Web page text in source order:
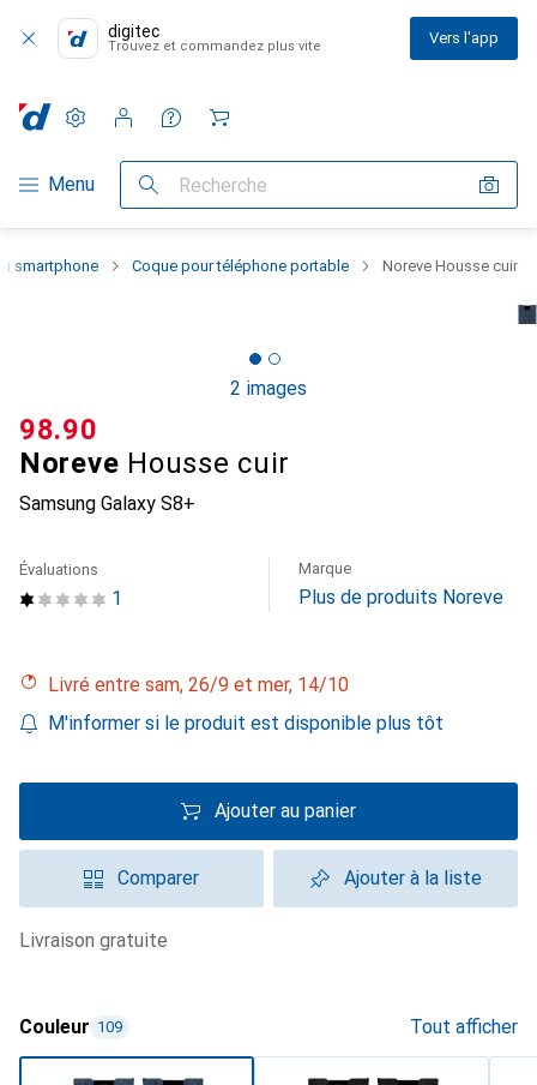
digitec
Trouvez et commandez plus vite Vers l'app
Navigation par catégorie
Menu Recherche
Paramètres
Compte client
Listes de comparaison
Listes d'envies
Panier
smartphone Coque pour téléphone portable Noreve Housse cuir
2 images
Noreve Housse cuir
Samsung Galaxy S8+
CHF
98.90
1
Évaluations Marque
Plus de produits Noreve
Livré entre sam, 26/9 et mer, 14/10
M'informer si le produit est disponible plus tôt
Ajouter au panier
Comparer Ajouter à la liste
livraison gratuite
Couleur 109 Tout afficher